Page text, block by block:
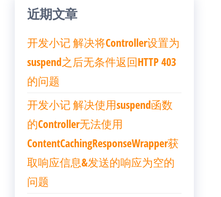
近期文章
开发小记 解决将Controller设置为
suspend之后无条件返回HTTP 403
的问题
开发小记 解决使用suspend函数
的Controller无法使用
ContentCachingResponseWrapper获
取响应信息&发送的响应为空的
问题